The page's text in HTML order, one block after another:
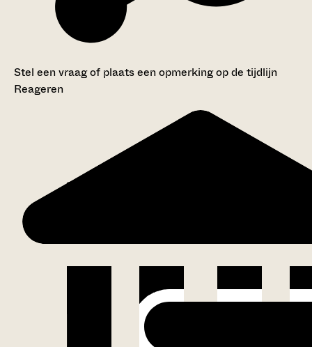
Stel een vraag of plaats een opmerking op de tijdlijn
Reageren